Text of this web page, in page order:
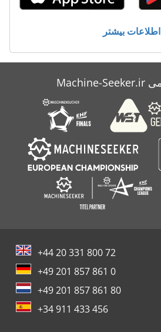
اطلاعات بیشتر
+44 20 331 800 72
+49 201 857 861 0
+49 201 857 861 80
+34 911 433 456